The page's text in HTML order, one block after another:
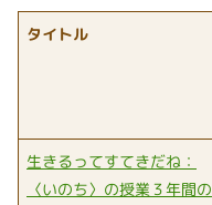
タイトル
生きるってすてきだね：
〈いのち〉の授業３年間の